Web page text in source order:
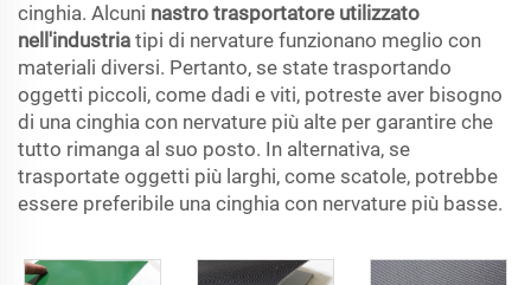
cinghia. Alcuni nastro trasportatore utilizzato
nell'industria tipi di nervature funzionano meglio con
materiali diversi. Pertanto, se state trasportando
oggetti piccoli, come dadi e viti, potreste aver bisogno
di una cinghia con nervature più alte per garantire che
tutto rimanga al suo posto. In alternativa, se
trasportate oggetti più larghi, come scatole, potrebbe
essere preferibile una cinghia con nervature più basse.